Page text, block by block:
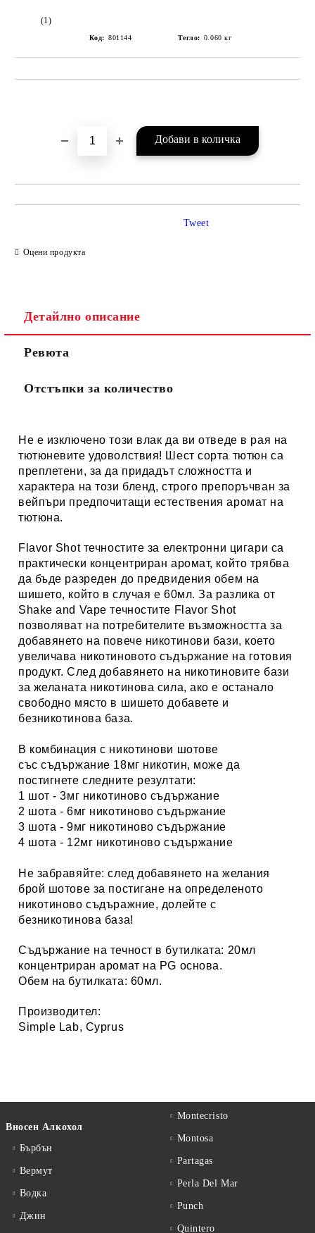
(1)
Код: 801144 Тегло: 0.060 кг
Оцени продукта
Tweet
Детайлно описание
Ревюта
Отстъпки за количество
Не е изключено този влак да ви отведе в рая на
тютюневите удоволствия! Шест сорта тютюн са
преплетени, за да придадът сложността и
характера на този бленд, строго препоръчван за
вейпъри предпочитащи естествения аромат на
тютюна.
Flavor Shot течностите за електронни цигари са
практически концентриран аромат, който трябва
да бъде разреден до предвидения обем на
шишето, който в случая е 60мл. За разлика от
Shake and Vape течностите Flavor Shot
позволяват на потребителите възможността за
добавянето на повече никотинови бази, което
увеличава никотиновото съдържание на готовия
продукт. След добавянето на никотиновите бази
за желаната никотинова сила, ако е останало
свободно място в шишето добавете и
безникотинова база.
В комбинация с никотинови шотове
със съдържание 18мг никотин, може да
постигнете следните резултати:
1 шот - 3мг никотиново съдържание
2 шота - 6мг никотиново съдържание
3 шота - 9мг никотиново съдържание
4 шота - 12мг никотиново съдържание
Не забравяйте: след добавянето на желания
брой шотове за постигане на определеното
никотиново съдъражние, долейте с
безникотинова база!
Съдържание на течност в бутилката: 20мл
концентриран аромат на PG основа.
Обем на бутилката: 60мл.
Производител:
Simple Lab, Cyprus
Вносен Алкохол
Бърбън
Вермут
Водка
Джин
Montecristo
Montosa
Partagas
Perla Del Mar
Punch
Quintero